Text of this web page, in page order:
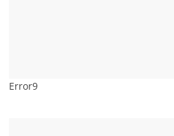
Error9